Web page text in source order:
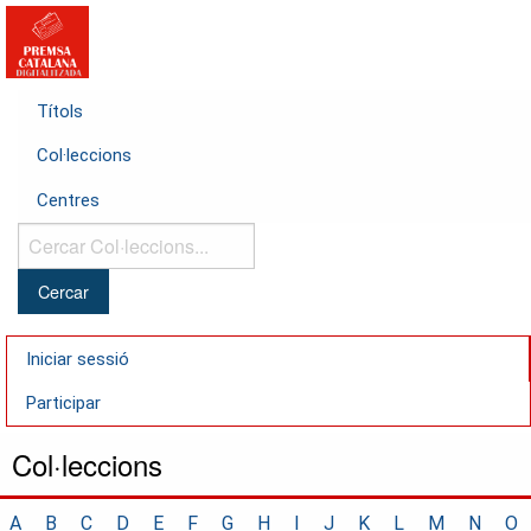
Títols
Col·leccions
Centres
Cercar
Col·leccions...
Iniciar sessió
Participar
Col·leccions
A B C D E F G H I J K L M N O